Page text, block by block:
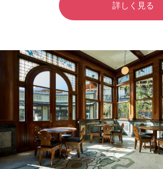
詳しく見る